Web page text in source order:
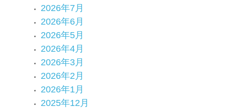
2026年7月
2026年6月
2026年5月
2026年4月
2026年3月
2026年2月
2026年1月
2025年12月